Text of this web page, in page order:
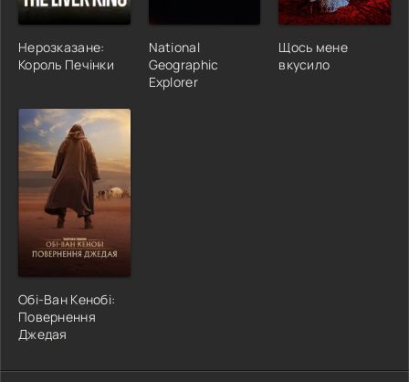
Нерозказане:
Король Печінки
National
Geographic
Explorer
Щось мене
вкусило
Обі-Ван Кенобі:
Повернення
Джедая